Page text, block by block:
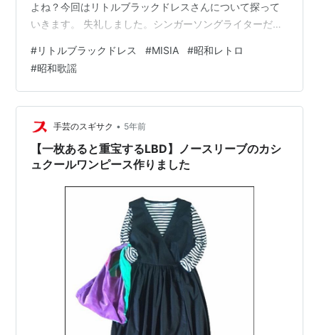
よね？今回はリトルブラックドレスさんについて探って
いきます。 失礼しました。シンガーソングライターだっ
岡山県出身、身長170cm、血液型はO型、本名は明かし
てないようです。 個人名はRyo（りょう）、愛称は
LBD（エルビーディー）、リト黒（りとくろ）、リト
（りと）だそうです。 いったいどんな人か気になります
よね 保育園時に母や祖母の送迎時に車の中で聴いていた
昭和歌謡にハマって昭…
#リトルブラックドレス #MISIA #昭和レトロ
#昭和歌謡
手芸のスギサク • 5年前
【一枚あると重宝するLBD】ノースリーブのカシ
ュクールワンピース作りました